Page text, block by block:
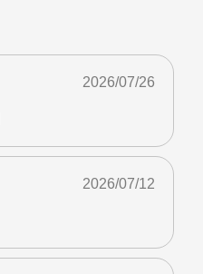
2026/07/26
2026/07/12